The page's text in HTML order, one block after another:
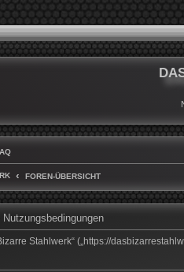
FOREN-ÜBERSICHT
Stahlwerk“ („https://